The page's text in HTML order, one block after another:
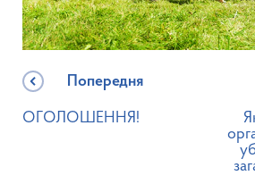
Попередня
ОГОЛОШЕННЯ!